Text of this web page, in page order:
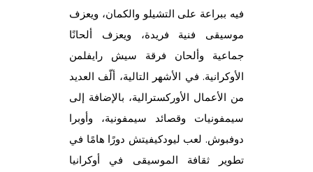
فيه ببراعة على التشيلو والكمان، ويعزف
موسيقى فنية فريدة، ويعزف ألحانًا
جماعية وألحان فرقة سيش رايفلمن
الأوكرانية. في الأشهر التالية، ألّف العديد
من الأعمال الأوركسترالية، بالإضافة إلى
سيمفونيات وقصائد سيمفونية، وأوبرا
دوفبوش. لعب ليودكيفيتش دورًا هامًا في
تطوير ثقافة الموسيقى في أوكرانيا